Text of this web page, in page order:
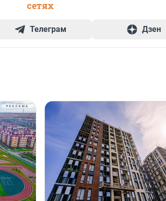
сетях
Телеграм Дзен